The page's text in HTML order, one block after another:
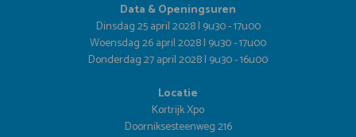
Data & Openingsuren
Dinsdag 25 april 2028 | 9u30 - 17u00
Woensdag 26 april 2028 | 9u30 - 17u00
Donderdag 27 april 2028 | 9u30 - 16u00
Locatie
Kortrijk Xpo
Doorniksesteenweg 216